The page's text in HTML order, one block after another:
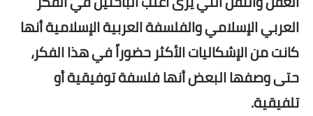
العربي الإسلامي والفلسفة العربية الإسلامية أنها
كانت من الإشكاليات الأكثر حضوراً في هذا الفكر،
حتى وصفها البعض أنها فلسفة توفيقية أو
تلفيقية.